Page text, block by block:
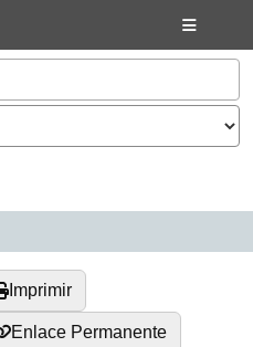
Imprimir
Enlace Permanente